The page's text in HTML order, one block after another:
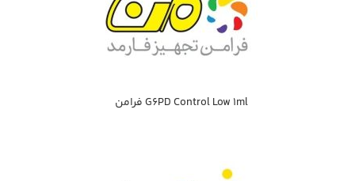
G6PD Control Low 1ml فرامن